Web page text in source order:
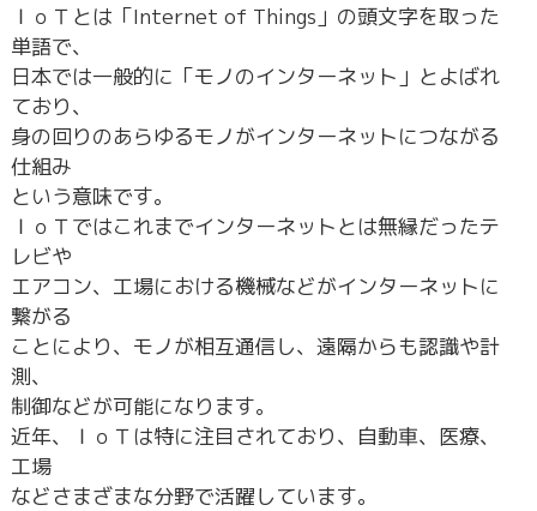
ＩｏＴとは「Internet of Things」の頭文字を取った
単語で、
日本では一般的に「モノのインターネット」とよばれ
ており、
身の回りのあらゆるモノがインターネットにつながる
仕組み
という意味です。
ＩｏＴではこれまでインターネットとは無縁だったテ
レビや
エアコン、工場における機械などがインターネットに
繋がる
ことにより、モノが相互通信し、遠隔からも認識や計
測、
制御などが可能になります。
近年、ＩｏＴは特に注目されており、自動車、医療、
工場
などさまざまな分野で活躍しています。